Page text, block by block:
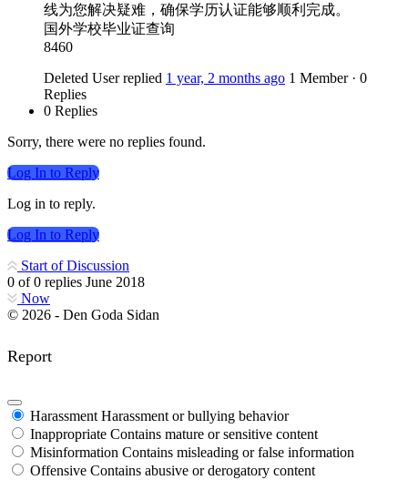
线为您解决疑难，确保学历认证能够顺利完成。
国外学校毕业证查询
8460
Deleted User replied 1 year, 2 months ago 1 Member · 0
Replies
0 Replies
Sorry, there were no replies found.
Log In to Reply
Log in to reply.
Log In to Reply
Start of Discussion
0 of0 replies June 2018
Now
© 2026 - Den Goda Sidan
Report
Harassment Harassment or bullying behavior
Inappropriate Contains mature or sensitive content
Misinformation Contains misleading or false information
Offensive Contains abusive or derogatory content